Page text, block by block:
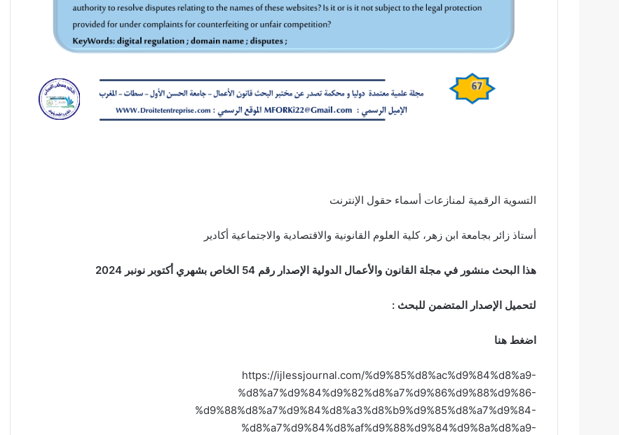
التسوية الرقمية لمنازعات أسماء حقول الإنترنت
أستاذ زائر بجامعة ابن زهر، كلية العلوم القانونية والاقتصادية والاجتماعية أكادير
هذا البحث منشور في مجلة القانون والأعمال الدولية الإصدار رقم 54 الخاص بشهري أكتوبر نونبر 2024
لتحميل الإصدار المتضمن للبحث :
اضغط هنا
https://ijlessjournal.com/%d9%85%d8%ac%d9%84%d8%a9-
%d8%a7%d9%84%d9%82%d8%a7%d9%86%d9%88%d9%86-
%d9%88%d8%a7%d9%84%d8%a3%d8%b9%d9%85%d8%a7%d9%84-
%d8%a7%d9%84%d8%af%d9%88%d9%84%d9%8a%d8%a9-